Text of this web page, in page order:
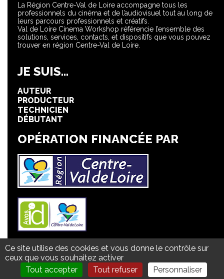
La Région Centre-Val de Loire accompagne tous les
professionnels du cinéma et de l’audiovisuel tout au long de
leurs parcours professionnels et créatifs.
Val de Loire Cinema Workshop référencie l’ensemble des
solutions, services, contacts, et dispositifs que vous pouvez
trouver en région Centre-Val de Loire.
JE SUIS...
AUTEUR
PRODUCTEUR
TECHNICIEN
DÉBUTANT
OPÉRATION FINANCÉE PAR
Mentions légales
Politique de confidentialité
Plan du site
Ce site utilise des cookies et vous donne le contrôle sur
ceux que vous souhaitez activer
Tout accepter
Tout refuser Personnaliser